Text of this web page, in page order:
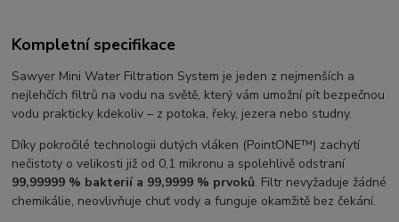
Kompletní specifikace
Sawyer Mini Water Filtration System je jeden z nejmenších a
nejlehčích filtrů na vodu na světě, který vám umožní pít bezpečnou
vodu prakticky kdekoliv – z potoka, řeky, jezera nebo studny.
Díky pokročilé technologii dutých vláken (PointONE™) zachytí
nečistoty o velikosti již od 0,1 mikronu a spolehlivě odstraní
99,99999 % bakterií a 99,9999 % prvoků. Filtr nevyžaduje žádné
chemikálie, neovlivňuje chuť vody a funguje okamžitě bez čekání.